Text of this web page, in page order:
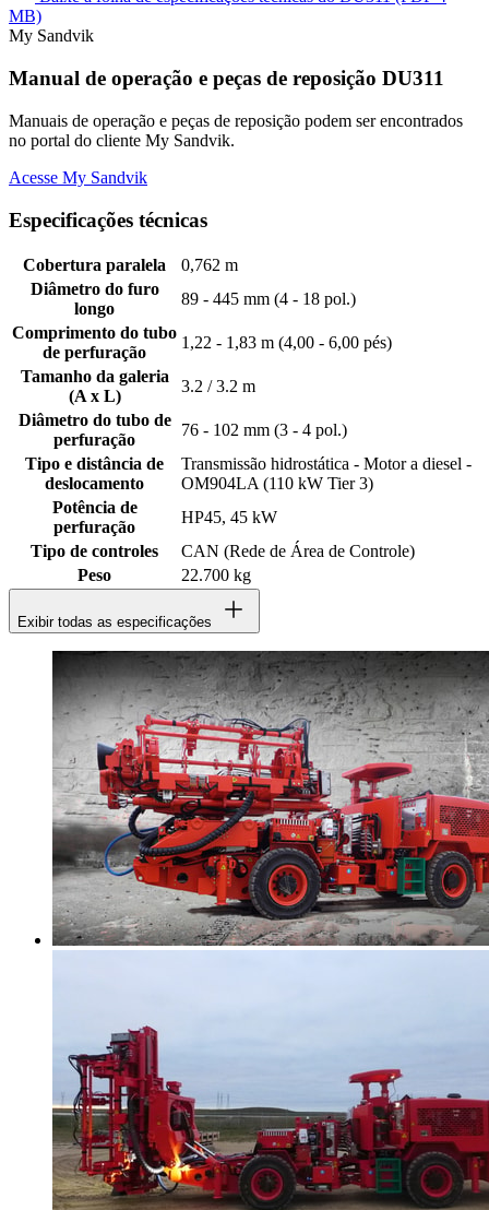
MB)
My Sandvik
Manual de operação e peças de reposição DU311
Manuais de operação e peças de reposição podem ser encontrados
no portal do cliente My Sandvik.
Acesse My Sandvik
Especificações técnicas
Cobertura paralela
0,762 m
Diâmetro do furo
longo
89 - 445 mm (4 - 18 pol.)
Comprimento do tubo
de perfuração
1,22 - 1,83 m (4,00 - 6,00 pés)
Tamanho da galeria
(A x L)
3.2 / 3.2 m
Diâmetro do tubo de
perfuração
76 - 102 mm (3 - 4 pol.)
Tipo e distância de
deslocamento
Transmissão hidrostática - Motor a diesel -
OM904LA (110 kW Tier 3)
Potência de
perfuração
HP45, 45 kW
Tipo de controles
CAN (Rede de Área de Controle)
Peso
22.700 kg
Exibir todas as especificações